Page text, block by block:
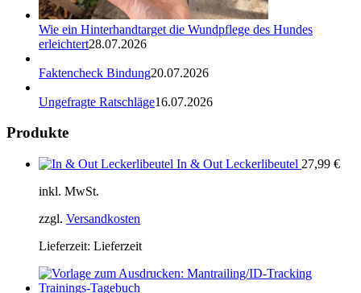
Wie ein Hinterhandtarget die Wundpflege des Hundes
erleichtert28.07.2026
Faktencheck Bindung20.07.2026
Ungefragte Ratschläge16.07.2026
Produkte
In & Out Leckerlibeutel 27,99 €
inkl. MwSt.
zzgl. Versandkosten
Lieferzeit: Lieferzeit